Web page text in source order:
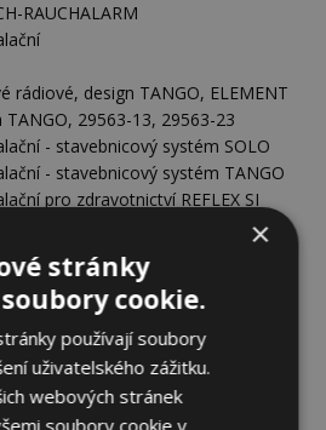
RAUCHALARM
rádiové, design TANGO, ELEMENT
29563-13, 29563-23
- stavebnicový systém SOLO
- stavebnicový systém TANGO
pro zdravotnictví REFLEX SI
řady SWING
pro podlahové krabice
45
pro podlahové krabice
45 183861-1, 136811-1
svorkami, řada 3559
SWING
×
stránky
cookie.
používají soubory
uživatelského zážitku.
webových stránek
soubory cookie v